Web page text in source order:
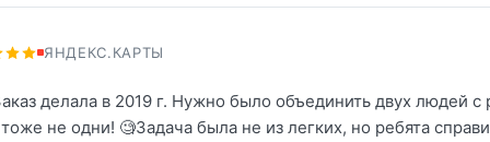
ЯНДЕКС.КАРТЫ
делала в 2019 г. Нужно было объединить двух людей
не одни! 🧐Задача была не из легких, но ребята